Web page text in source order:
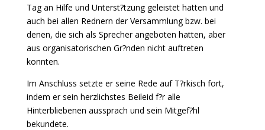
Tag an Hilfe und Unterst?tzung geleistet hatten und
auch bei allen Rednern der Versammlung bzw. bei
denen, die sich als Sprecher angeboten hatten, aber
aus organisatorischen Gr?nden nicht auftreten
konnten.
Im Anschluss setzte er seine Rede auf T?rkisch fort,
indem er sein herzlichstes Beileid f?r alle
Hinterbliebenen aussprach und sein Mitgef?hl
bekundete.